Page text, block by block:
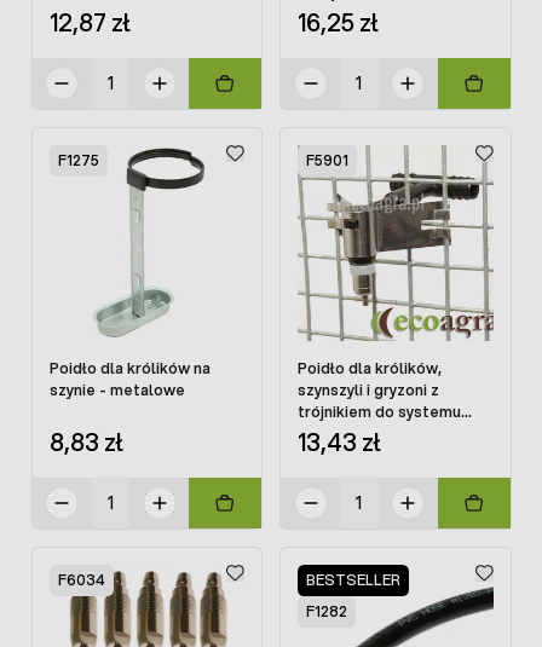
12,87 zł 16,25 zł
F1275
Poidło dla królików na
szynie - metalowe
8,83 zł
F5901
Poidło dla królików,
szynszyli i gryzoni z
trójnikiem do systemu
pojenia
13,43 zł
F6034
BESTSELLER
F1282